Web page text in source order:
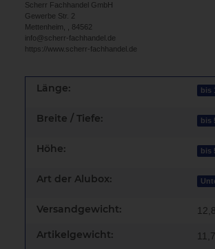
Scherr Fachhandel GmbH
Gewerbe Str. 2
Mettenheim, , 84562
info@scherr-fachhandel.de
https://www.scherr-fachhandel.de
Länge: bis
Breite / Tiefe: bis
Höhe: bis
Art der Alubox:
Versandgewicht:
Artikelgewicht: